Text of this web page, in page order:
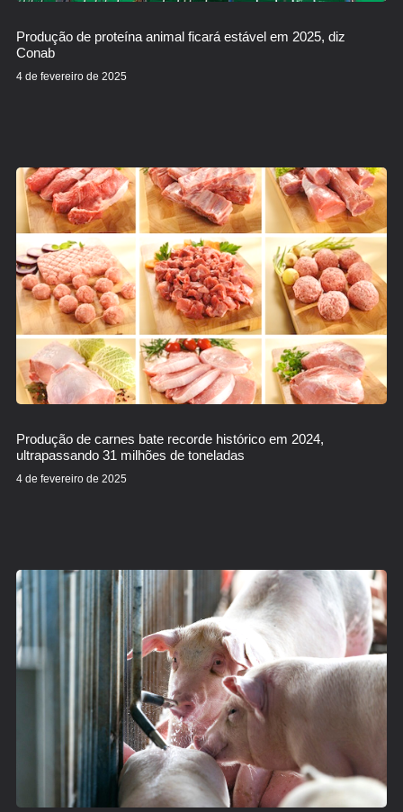
Produção de proteína animal ficará estável em 2025, diz
Conab
4 de fevereiro de 2025
Produção de carnes bate recorde histórico em 2024,
ultrapassando 31 milhões de toneladas
4 de fevereiro de 2025